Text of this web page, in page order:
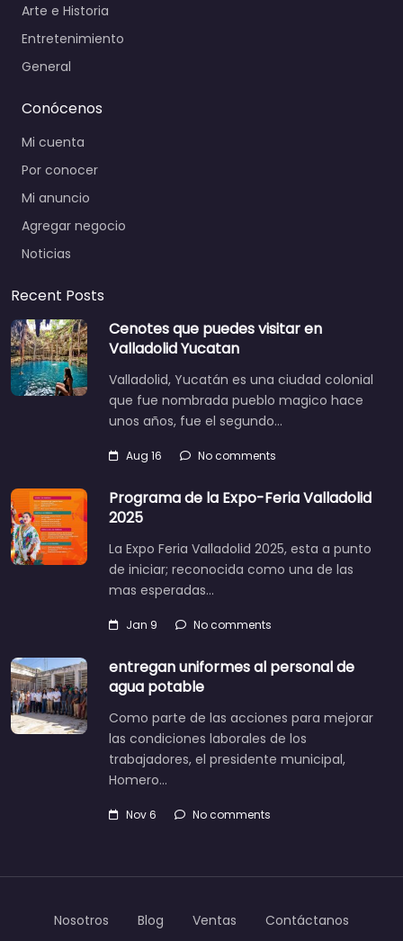
Arte e Historia
Entretenimiento
General
Conócenos
Mi cuenta
Por conocer
Mi anuncio
Agregar negocio
Noticias
Recent Posts
Cenotes que puedes visitar en
Valladolid Yucatan
Valladolid, Yucatán es una ciudad colonial
que fue nombrada pueblo magico hace
unos años, fue el segundo…
Aug 16 No comments
Programa de la Expo-Feria Valladolid
2025
La Expo Feria Valladolid 2025, esta a punto
de iniciar; reconocida como una de las
mas esperadas…
Jan 9 No comments
entregan uniformes al personal de
agua potable
Como parte de las acciones para mejorar
las condiciones laborales de los
trabajadores, el presidente municipal,
Homero…
Nov 6 No comments
Nosotros Blog Ventas Contáctanos